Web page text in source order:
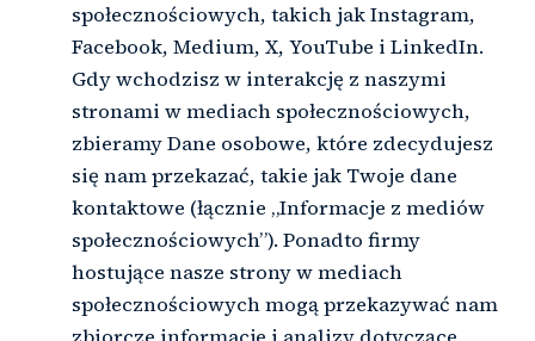
społecznościowych, takich jak Instagram,
Facebook, Medium, X, YouTube i LinkedIn.
Gdy wchodzisz w interakcję z naszymi
stronami w mediach społecznościowych,
zbieramy Dane osobowe, które zdecydujesz
się nam przekazać, takie jak Twoje dane
kontaktowe (łącznie „Informacje z mediów
społecznościowych”). Ponadto firmy
hostujące nasze strony w mediach
społecznościowych mogą przekazywać nam